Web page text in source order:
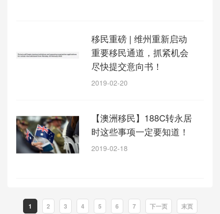
移民重磅 | 维州重新启动
重要移民通道，抓紧机会
尽快提交意向书！
2019-02-20
【澳洲移民】188C转永居
时这些事项一定要知道！
2019-02-18
1 2 3 4 5 6 7 下一页 末页